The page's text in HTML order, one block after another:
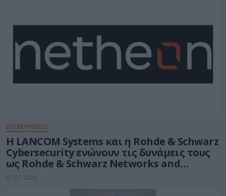
ΕΠΙΧΕΙΡΗΣΕΙΣ
Η LANCOM Systems και η Rohde & Schwarz
Cybersecurity ενώνουν τις δυνάμεις τους
ως Rohde & Schwarz Networks and
Cybersecurity
07.07.2026